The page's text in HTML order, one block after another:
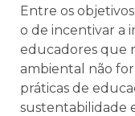
Entre os
o de incentivar a
educadores que
ambiental não
práticas de
sustentabilidade